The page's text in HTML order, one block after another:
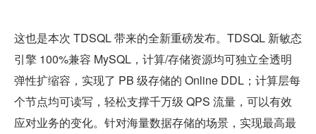
这也是本次 TDSQL 带来的全新重磅发布。TDSQL 新敏态
引擎 100%兼容 MySQL，计算/存储资源均可独立全透明
弹性扩缩容，实现了 PB 级存储的 Online DDL；计算层每
个节点均可读写，轻松支撑千万级 QPS 流量，可以有效
应对业务的变化。针对海量数据存储的场景，实现最高最